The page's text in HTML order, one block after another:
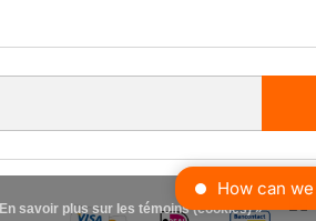
En savoir plus sur les témoins (cookies) »